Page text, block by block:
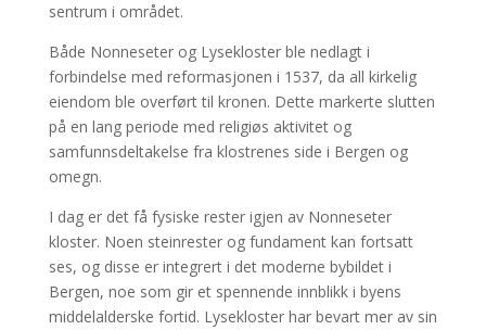
sentrum i området.
Både Nonneseter og Lysekloster ble nedlagt i
forbindelse med reformasjonen i 1537, da all kirkelig
eiendom ble overført til kronen. Dette markerte slutten
på en lang periode med religiøs aktivitet og
samfunnsdeltakelse fra klostrenes side i Bergen og
omegn.
I dag er det få fysiske rester igjen av Nonneseter
kloster. Noen steinrester og fundament kan fortsatt
ses, og disse er integrert i det moderne bybildet i
Bergen, noe som gir et spennende innblikk i byens
middelalderske fortid. Lysekloster har bevart mer av sin